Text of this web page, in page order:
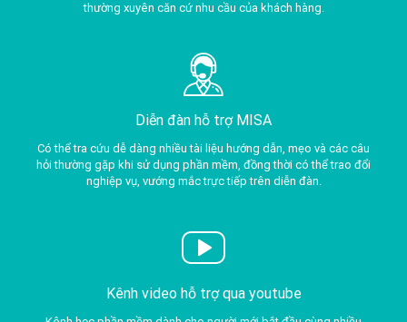
thường xuyên căn cứ nhu cầu của khách hàng.
Diễn đàn hỗ trợ MISA
Có thể tra cứu dễ dàng nhiều tài liệu hướng dẫn, mẹo và các câu
hỏi thường gặp khi sử dụng phần mềm, đồng thời có thể trao đổi
nghiệp vụ, vướng mắc trực tiếp trên diễn đàn.
Kênh video hỗ trợ qua youtube